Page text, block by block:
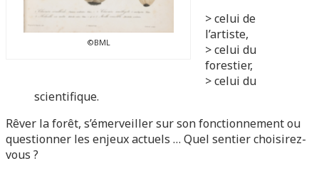
©BML
> celui de
l’artiste,
> celui du
forestier,
> celui du
scientifique.
Rêver la forêt, s’émerveiller sur son fonctionnement ou
questionner les enjeux actuels … Quel sentier choisirez-
vous ?